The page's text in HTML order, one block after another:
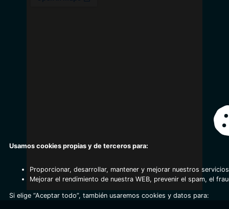
Usamos cookies propias y de terceros para:
Proporcionar, desarrollar, mantener y mejorar nuestros
Mejorar el rendimiento de nuestra WEB, prevenir el spam, el
Si elige “Aceptar todo”, también usaremos cookies y datos para: